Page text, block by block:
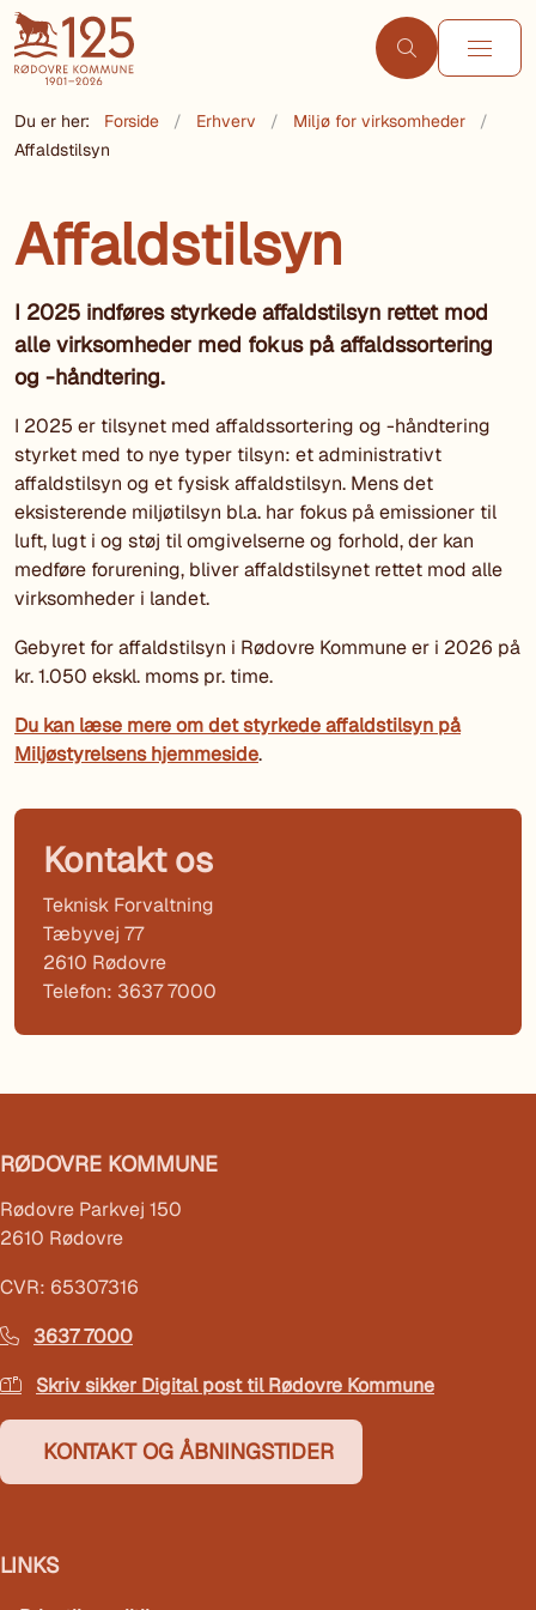
Du er her: Forside Erhverv
Miljø for virksomheder
Affaldstilsyn
Affaldstilsyn
I 2025 indføres styrkede affaldstilsyn rettet mod
alle virksomheder med fokus på affaldssortering
og -håndtering.
I 2025 er tilsynet med affaldssortering og -håndtering
styrket med to nye typer tilsyn: et administrativt
affaldstilsyn og et fysisk affaldstilsyn. Mens det
eksisterende miljøtilsyn bl.a. har fokus på emissioner til
luft, lugt i og støj til omgivelserne og forhold, der kan
medføre forurening, bliver affaldstilsynet rettet mod alle
virksomheder i landet.
Gebyret for affaldstilsyn i Rødovre Kommune er i 2026 på
kr. 1.050 ekskl. moms pr. time.
Du kan læse mere om det styrkede affaldstilsyn på
Miljøstyrelsens hjemmeside.
Kontakt os
Teknisk Forvaltning
Tæbyvej 77
2610 Rødovre
Telefon: 3637 7000
RØDOVRE KOMMUNE
Rødovre Parkvej 150
2610 Rødovre
CVR: 65307316
3637 7000
Skriv sikker Digital post til Rødovre Kommune
KONTAKT OG ÅBNINGSTIDER
LINKS